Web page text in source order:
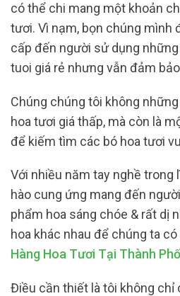
có thể chi mang một khoản
tươi. Vì nạm, bọn chúng mình
cấp đến người sử dụng
tuoi giá rẻ nhưng vẫn đảm
Chúng chúng tôi không
hoa tươi giá thấp, mà còn là
để kiếm tìm các bó hoa tươi
Với nhiều năm tay nghề trong
hào cung ứng mang đến
phẩm hoa sáng chóe & rất dị
hoa khác nhau để chúng ta
Hàng Hoa Tươi Tại Thành
Điều cần thiết là tôi không chỉ